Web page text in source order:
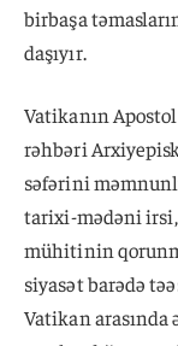
birbaşa
daşıyır.
Vatikanın
rəhbəri
səfərini
tarixi-mədəni
mühitinin
siyasət barədə
Vatikan arasında